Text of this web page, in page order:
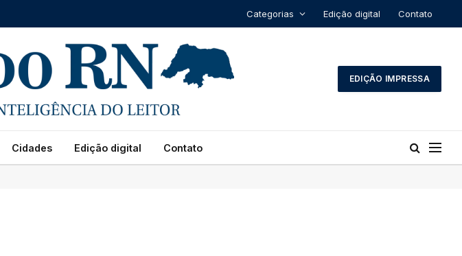
Categorias Edição digital Contato
EDIÇÃO IMPRESSA
Cidades Edição digital Contato